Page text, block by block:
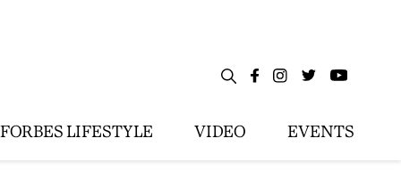
FORBES LIFESTYLE VIDEO EVENTS